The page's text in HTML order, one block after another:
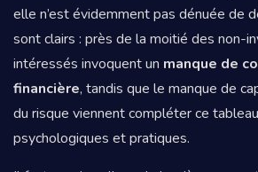
elle n’est évidemment pas dénuée de
sont clairs : près de la moitié des non-
intéressés invoquent un manque de
financière, tandis que le manque de
du risque viennent compléter ce
psychologiques et pratiques.